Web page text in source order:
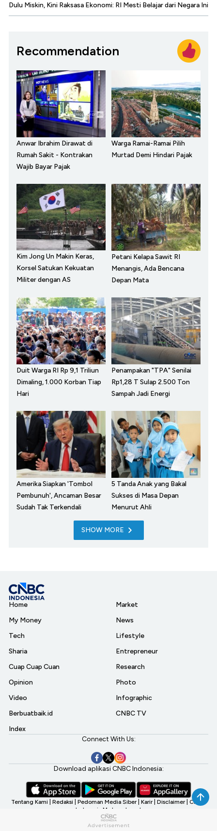
Dulu Miskin, Kini Raksasa Ekonomi: RI Mesti Belajar dari Negara Ini
Recommendation
Anwar Ibrahim Dirawat di
Rumah Sakit - Kontrakan
Wajib Bayar Pajak
Warga Ramai-Ramai Pilih
Murtad Demi Hindari Pajak
Kim Jong Un Makin Keras,
Korsel Satukan Kekuatan
Militer dengan AS
Petani Kelapa Sawit RI
Menangis, Ada Bencana
Depan Mata
Duit Warga RI Rp 9,1 Triliun
Dimaling, 1.000 Korban Tiap
Hari
Penampakan "TPA" Senilai
Rp1,28 T Sulap 2.500 Ton
Sampah Jadi Energi
Amerika Siapkan 'Tombol
Pembunuh', Ancaman Besar
Sudah Tak Terkendali
5 Tanda Anak yang Bakal
Sukses di Masa Depan
Menurut Ahli
SHOW MORE
Home
My Money
Tech
Sharia
Cuap Cuap Cuan
Opinion
Video
Berbuatbaik.id
Index
Market
News
Lifestyle
Entrepreneur
Research
Photo
Infographic
CNBC TV
Connect With Us:
Download aplikasi CNBC Indonesia:
Tentang Kami Redaksi Pedoman Media Siber Karir Disclaimer CNBC
Indonesia My Investment
©2026 CNBC Indonesia, A Transmedia Company